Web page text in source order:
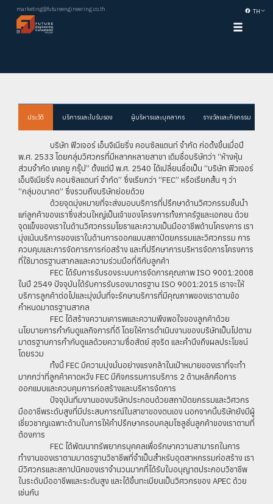
TH
marketing@futureengineering.co.th
ประวัติ บริการและใบรับรอง ผู้บริหารและบุคลากร รางวัลและกิจกรรม
บริษัท ฟิวเจอร์ เอ็นจิเนียริ่ง คอนซัลแตนท์ จำกัด ก่อตั้งขึ้นเมื่อปี
พ.ศ. 2533 โดยกลุ่มวิศวกรที่มีหลากหลายสาขา เดิมชื่อบริษัทว่า “ห้างหุ้น
ส่วนจำกัด เคเคยู กรุ๊ป” ตั้งแต่ปี พ.ศ. 2540 ได้เปลี่ยนชื่อเป็น “บริษัท ฟิวเจอร์
เอ็นจิเนียริ่ง คอนซัลแตนท์ จำกัด” ซึ่งเรียกว่า “FEC” หรือเรียกสั้น ๆ ว่า
“กลุ่มอนาคต” ซึ่งรวมถึงบริษัทย่อยด้วย
ด้วยจุดมุ่งหมายที่จะส่งมอบบริการที่ปรึกษาด้านวิศวกรรมชั้นนำ
แก่ลูกค้าของเราซึ่งส่วนใหญ่เป็นเจ้าของโครงการทั้งภาครัฐและเอกชน ด้วย
จุดแข็งของเราในด้านวิศวกรรมโยธาและความเป็นมืออาชีพด้านโครงการ เรา
มุ่งเน้นบริการของเราในด้านการออกแบบสถาปัตยกรรมและวิศวกรรม การ
ควบคุมและการจัดการการก่อสร้าง และที่ปรึกษาการบริหารจัดการโครงการ
ที่ใช้มาตรฐานสากลและความร่วมมือที่ดีกับลูกค้า
FEC ได้รับการรับรองระบบการจัดการคุณภาพ ISO 9001:2008
ในปี 2549 ปัจจุบันได้รับการรับรองมาตรฐาน ISO 9001:2015 เราจะให้
บริการลูกค้าต่อไปและมุ่งมั่นที่จะรักษาบริการที่มีคุณภาพของเราตามข้อ
กำหนดมาตรฐานสากล
FEC ได้สร้างความเคารพและความพึงพอใจของลูกค้าด้วย
นโยบายการกำกับดูแลกิจการที่ดี โดยให้การดำเนินงานของบริษัทเป็นไปตาม
มาตรฐานการกำกับดูแลด้วยความซื่อสัตย์ สุจริต และคำนึงถึงผลประโยชน์
โดยรวม
ทั้งนี้ FEC มีความมุ่งมั่นอย่างแรงกล้าในเป้าหมายของเราที่จะทำ
มากกว่าที่ลูกค้าคาดหวัง FEC มีกิจกรรมการบริการ 2 ด้านหลักคือการ
ออกแบบและควบคุมการก่อสร้างและบริหารจัดการ
ปัจจุบันทีมงานของบริษัทประกอบด้วยสถาปัตยกรรมและวิศวกร
มืออาชีพระดับสูงที่มีประสบการณ์ในสาขาของตนเอง นอกจากนี้บริษัทยังมีผู้
เชี่ยวชาญเฉพาะด้านในการให้คำปรึกษาครอบคลุมโซลูชั่นลูกค้าของเราตามที่
ต้องการ
FEC ได้พัฒนาทรัพยากรบุคคลเพื่อรักษาความสามารถในการ
ทำงานของเราตามมาตรฐานวิชาชีพที่จำเป็นสำหรับอุตสาหกรรมก่อสร้าง เรา
มีวิศวกรและสถาปนิกของเราจำนวนมากที่ได้รับใบอนุญาตประกอบวิชาชีพ
ในระดับมืออาชีพและระดับสูง และได้ขึ้นทะเบียนเป็นวิศวกรของ APEC ด้วย
เช่นกัน